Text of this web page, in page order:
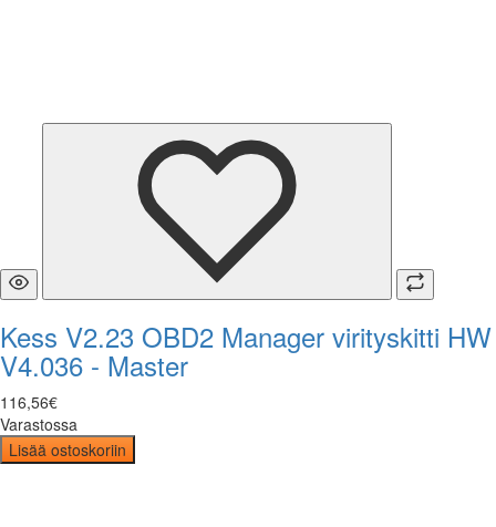
Kess V2.23 OBD2 Manager virityskitti HW
V4.036 - Master
116,56€
Varastossa
Lisää ostoskoriin